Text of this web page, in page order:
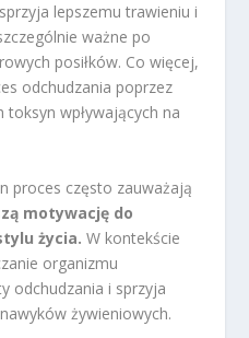
sprzyja lepszemu trawieniu i
ważne po
posiłków. Co więcej,
odchudzania poprzez
wpływających na
proces często zauważają
motywację do
życia. W kontekście
organizmu
odchudzania i sprzyja
żywieniowych.